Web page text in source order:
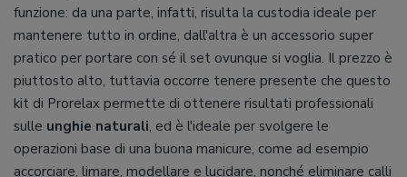
funzione: da una parte, infatti, risulta la custodia ideale per
mantenere tutto in ordine, dall'altra è un accessorio super
pratico per portare con sé il set ovunque si voglia. Il prezzo è
piuttosto alto, tuttavia occorre tenere presente che questo
kit di Prorelax permette di ottenere risultati professionali
sulle unghie naturali, ed è l'ideale per svolgere le
operazioni base di una buona manicure, come ad esempio
accorciare, limare, modellare e lucidare, nonché eliminare calli